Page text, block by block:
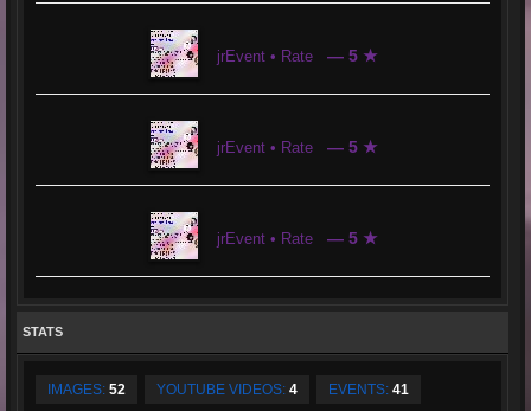
jrEvent • Rate — 5 ★
jrEvent • Rate — 5 ★
jrEvent • Rate — 5 ★
STATS
IMAGES: 52 YOUTUBE VIDEOS: 4 EVENTS: 41